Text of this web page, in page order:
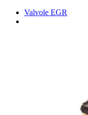
Valvole EGR